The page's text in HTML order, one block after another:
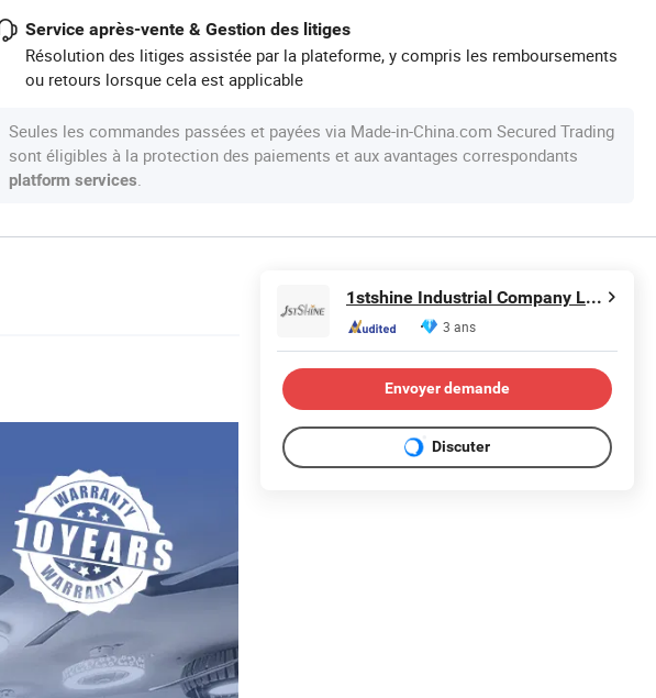
Service après-vente & Gestion des litiges
Résolution des litiges assistée par la plateforme, y compris les remboursements
ou retours lorsque cela est applicable
Seules les commandes passées et payées via Made-in-China.com Secured Trading
sont éligibles à la protection des paiements et aux avantages correspondants
platform services
1stshine Industrial Company Limited
3 ans
Envoyer demande
Discuter